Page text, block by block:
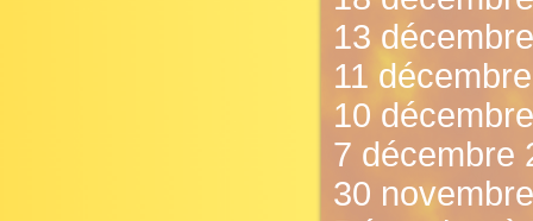
13
11
10
7 décembre
30